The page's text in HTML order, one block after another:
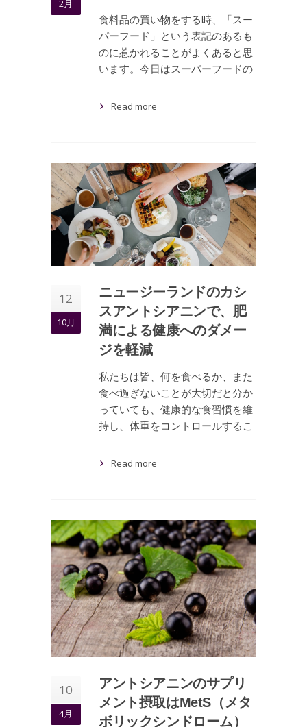
2月
食料品の買い物をする時、「スー
パーフード」という表記のあるも
のに惹かれることがよくあると思
います。今日はスーパーフードの
Read more
12
10月
ニュージーランドのカシ
スアントシアニンで、肥
満による健康へのダメー
ジを軽減
私たちは皆、何を食べるか、また
食べ過ぎないことが大切だと分か
っていても、健康的な食習慣を維
持し、体重をコントロールするこ
Read more
10
4月
アントシアニンのサプリ
メント摂取はMetS（メタ
ボリックシンドローム）